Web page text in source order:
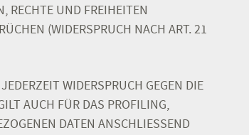
RECHTE UND FREIHEITEN
(WIDERSPRUCH NACH ART. 21
WIDERSPRUCH GEGEN DIE
AUCH FÜR DAS PROFILING,
DATEN ANSCHLIESSEND